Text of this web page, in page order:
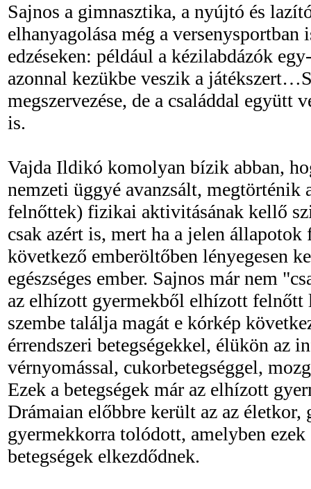
Sajnos a gimnasztika, a nyújtó és
elhanyagolása még a versenysportban
edzéseken: például a kézilabdázók
azonnal kezükbe veszik a
megszervezése, de a családdal együtt
is.
Vajda Ildikó komolyan bízik abban,
nemzeti üggyé avanzsált, megtörténik
felnőttek) fizikai aktivitásának kellő
csak azért is, mert ha a jelen állapotok
következő emberöltőben lényegesen
egészséges ember. Sajnos már nem
az elhízott gyermekből elhízott felnőtt
szembe találja magát e kórkép
érrendszeri betegségekkel, élükön az
vérnyomással, cukorbetegséggel,
Ezek a betegségek már az elhízott
Drámaian előbbre került az az életkor,
gyermekkorra tolódott, amelyben
betegségek elkezdődnek.